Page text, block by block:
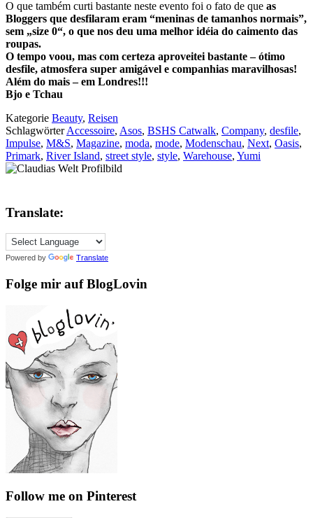
O que também curti bastante neste evento foi o fato de que as
Bloggers que desfilaram eram “meninas de tamanhos normais”,
sem „size 0“, o que nos deu uma melhor idéia do caimento das
roupas.
O tempo voou, mas com certeza aproveitei bastante – ótimo
desfile, atmosfera super amigável e companhias maravilhosas!
Além do mais – em Londres!!!
Bjo e Tchau
Kategorie Beauty, Reisen
SchlagwörterAccessoire, Asos, BSHS Catwalk, Company, desfile,
Impulse, M&S, Magazine, moda, mode, Modenschau, Next, Oasis,
Primark, River Island, street style, style, Warehouse, Yumi
Translate:
Powered by Translate
Folge mir auf BlogLovin
Follow me on Pinterest